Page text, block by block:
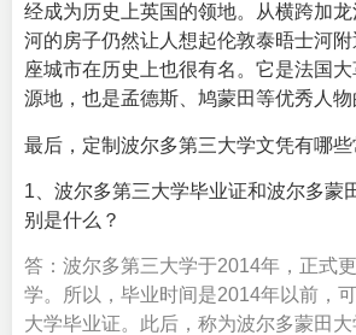
经成为历史上英国的领地。从横跨加
河的房子仍然让人想起伦敦泰晤士河
座城市在历史上也很有名。它是法国
源地，也是孟德斯、鸠蒙田等优秀人物
最后，定制波尔多第三大学文凭有哪些
1、波尔多第三大学毕业证和波尔多蒙
别是什么？
答：波尔多第三大学于2014年，正式
学。所以，毕业时间是2014年以前，
大学毕业证。此后，称为波尔多蒙田大